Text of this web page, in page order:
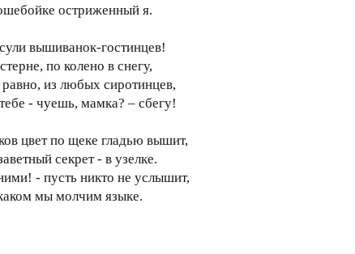
остриженный я.
вышиванок-гостинцев!
по колено в снегу,
равно, из любых сиротинцев,
- чуешь, мамка? – сбегу!
цвет по щеке гладью вышит,
секрет - в узелке.
- пусть никто не услышит,
мы молчим языке.